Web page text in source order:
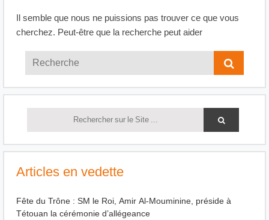
Il semble que nous ne puissions pas trouver ce que vous
cherchez. Peut-être que la recherche peut aider
Articles en vedette
Fête du Trône : SM le Roi, Amir Al-Mouminine, préside à
Tétouan la cérémonie d’allégeance